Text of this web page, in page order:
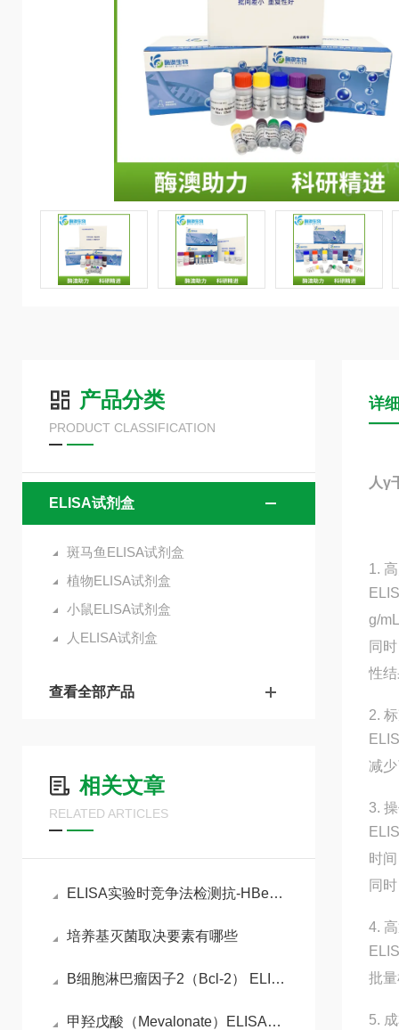
产品分类
PRODUCT CLASSIFICATION
ELISA试剂盒
斑马鱼ELISA试剂盒
植物ELISA试剂盒
小鼠ELISA试剂盒
人ELISA试剂盒
查看全部产品
相关文章
RELATED ARTICLES
ELISA实验时竞争法检测抗-HBe实验原理
培养基灭菌取决要素有哪些
B细胞淋巴瘤因子2（Bcl-2） ELISA检测试剂盒的检测原理
甲羟戊酸（Mevalonate）ELISA检测试剂盒说明书
详
人γ
1.
g/
同
性
2.
减
3.
时
同
4.
批
5.